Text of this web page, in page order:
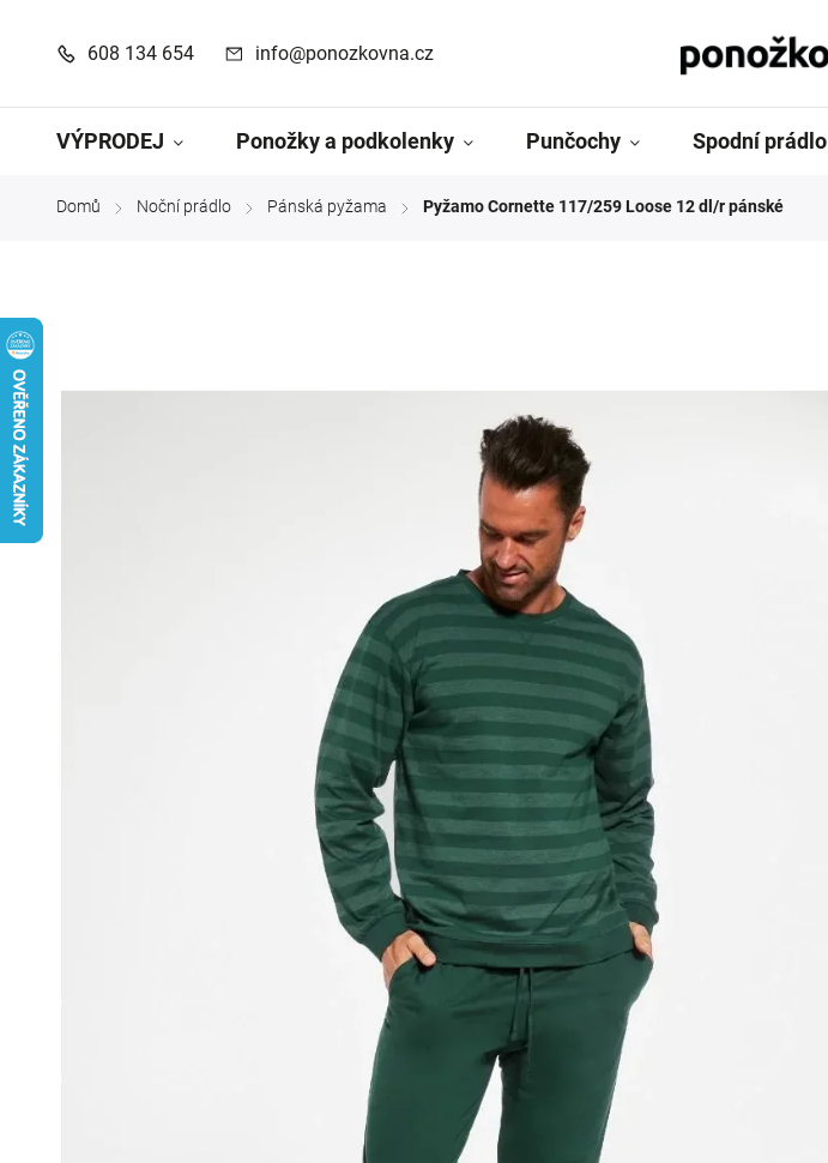
608 134 654 info@ponozkovna.cz
VÝPRODEJ Ponožky a podkolenky Punčochy Spodní prádlo
Domů / Noční prádlo / Pánská pyžama / Pyžamo Cornette 117/259 Loose 12 dl/r pánské